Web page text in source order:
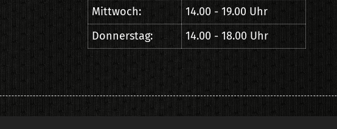
Mittwoch:
14.00 - 19.00 Uhr
Donnerstag:
14.00 - 18.00 Uhr